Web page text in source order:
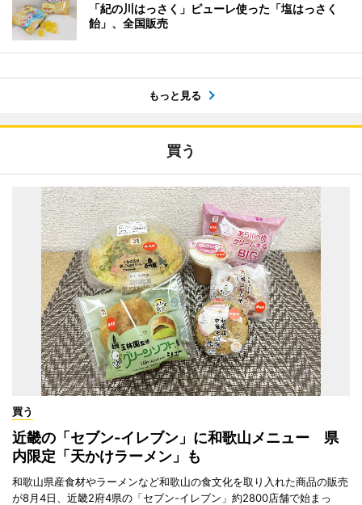
「紀の川はっさく」ピューレ使った「塩はっさく
飴」、全国販売
もっと見る
買う
買う
近畿の「セブン-イレブン」に和歌山メニュー 県
内限定「天かけラーメン」も
和歌山県産食材やラーメンなど和歌山の食文化を取り入れた商品の販売
が8月4日、近畿2府4県の「セブン-イレブン」約2800店舗で始まっ